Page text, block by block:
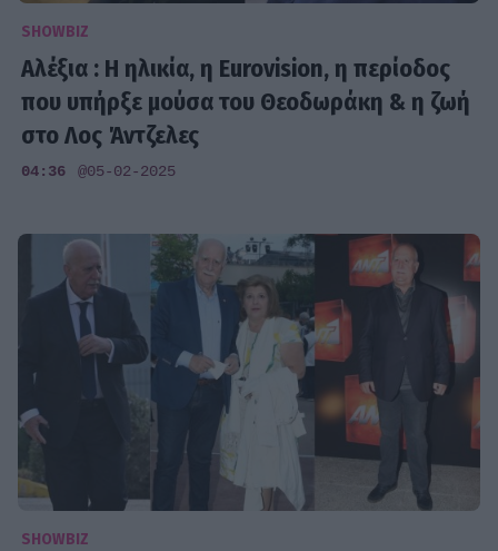
SHOWBIZ
Αλέξια : Η ηλικία, η Eurovision, η περίοδος
που υπήρξε μούσα του Θεοδωράκη & η ζωή
στο Λος Άντζελες
04:36 @05-02-2025
SHOWBIZ